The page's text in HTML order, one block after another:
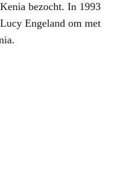
bezocht. In 1993
Engeland om met